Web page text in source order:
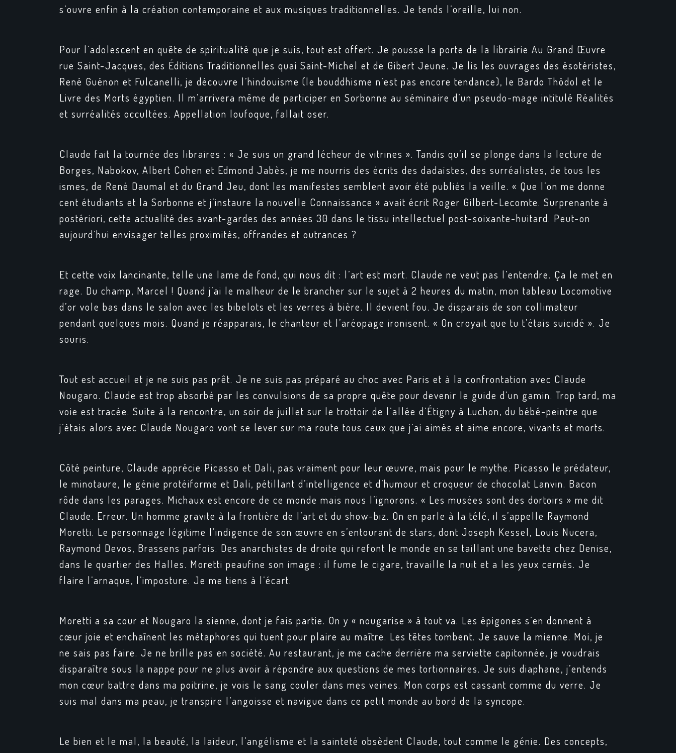
s’ouvre enfin à la création contemporaine et aux musiques traditionnelles. Je tends l’oreille, lui non.
Pour l’adolescent en quête de spiritualité que je suis, tout est offert. Je pousse la porte de la librairie Au Grand Œuvre
rue Saint-Jacques, des Éditions Traditionnelles quai Saint-Michel et de Gibert Jeune. Je lis les ouvrages des ésotéristes,
René Guénon et Fulcanelli, je découvre l’hindouisme (le bouddhisme n’est pas encore tendance), le Bardo Thödol et le
Livre des Morts égyptien. Il m’arrivera même de participer en Sorbonne au séminaire d’un pseudo-mage intitulé Réalités
et surréalités occultées. Appellation loufoque, fallait oser.
Claude fait la tournée des libraires : « Je suis un grand lécheur de vitrines ». Tandis qu’il se plonge dans la lecture de
Borges, Nabokov, Albert Cohen et Edmond Jabès, je me nourris des écrits des dadaïstes, des surréalistes, de tous les
ismes, de René Daumal et du Grand Jeu, dont les manifestes semblent avoir été publiés la veille. « Que l’on me donne
cent étudiants et la Sorbonne et j’instaure la nouvelle Connaissance » avait écrit Roger Gilbert-Lecomte. Surprenante à
postériori, cette actualité des avant-gardes des années 30 dans le tissu intellectuel post-soixante-huitard. Peut-on
aujourd’hui envisager telles proximités, offrandes et outrances ?
Et cette voix lancinante, telle une lame de fond, qui nous dit : l’art est mort. Claude ne veut pas l’entendre. Ça le met en
rage. Du champ, Marcel ! Quand j’ai le malheur de le brancher sur le sujet à 2 heures du matin, mon tableau Locomotive
d’or vole bas dans le salon avec les bibelots et les verres à bière. Il devient fou. Je disparais de son collimateur
pendant quelques mois. Quand je réapparais, le chanteur et l’aréopage ironisent. « On croyait que tu t’étais suicidé ». Je
souris.
Tout est accueil et je ne suis pas prêt. Je ne suis pas préparé au choc avec Paris et à la confrontation avec Claude
Nougaro. Claude est trop absorbé par les convulsions de sa propre quête pour devenir le guide d’un gamin. Trop tard, ma
voie est tracée. Suite à la rencontre, un soir de juillet sur le trottoir de l’allée d’Étigny à Luchon, du bébé-peintre que
j’étais alors avec Claude Nougaro vont se lever sur ma route tous ceux que j’ai aimés et aime encore, vivants et morts.
Côté peinture, Claude apprécie Picasso et Dali, pas vraiment pour leur œuvre, mais pour le mythe. Picasso le prédateur,
le minotaure, le génie protéiforme et Dali, pétillant d’intelligence et d’humour et croqueur de chocolat Lanvin. Bacon
rôde dans les parages. Michaux est encore de ce monde mais nous l’ignorons. « Les musées sont des dortoirs » me dit
Claude. Erreur. Un homme gravite à la frontière de l’art et du show-biz. On en parle à la télé, il s’appelle Raymond
Moretti. Le personnage légitime l’indigence de son œuvre en s’entourant de stars, dont Joseph Kessel, Louis Nucera,
Raymond Devos, Brassens parfois. Des anarchistes de droite qui refont le monde en se taillant une bavette chez Denise,
dans le quartier des Halles. Moretti peaufine son image : il fume le cigare, travaille la nuit et a les yeux cernés. Je
flaire l’arnaque, l’imposture. Je me tiens à l’écart.
Moretti a sa cour et Nougaro la sienne, dont je fais partie. On y « nougarise » à tout va. Les épigones s’en donnent à
cœur joie et enchaînent les métaphores qui tuent pour plaire au maître. Les têtes tombent. Je sauve la mienne. Moi, je
ne sais pas faire. Je ne brille pas en société. Au restaurant, je me cache derrière ma serviette capitonnée, je voudrais
disparaître sous la nappe pour ne plus avoir à répondre aux questions de mes tortionnaires. Je suis diaphane, j’entends
mon cœur battre dans ma poitrine, je vois le sang couler dans mes veines. Mon corps est cassant comme du verre. Je
suis mal dans ma peau, je transpire l’angoisse et navigue dans ce petit monde au bord de la syncope.
Le bien et le mal, la beauté, la laideur, l’angélisme et la sainteté obsèdent Claude, tout comme le génie. Des concepts,